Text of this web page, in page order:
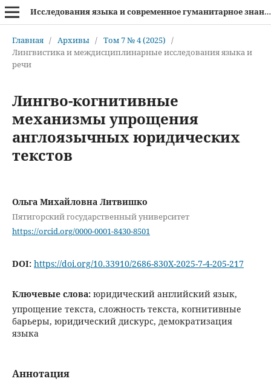
Исследования языка и современное гуманитарное знание
Главная / Архивы / Том 7 № 4 (2025) /
Лингвистика и междисциплинарные исследования языка и
речи
Лингво-когнитивные
механизмы упрощения
англоязычных юридических
текстов
Ольга Михайловна Литвишко
Пятигорский государственный университет
https://orcid.org/0000-0001-8430-8501
DOI: https://doi.org/10.33910/2686-830X-2025-7-4-205-217
Ключевые слова: юридический английский язык,
упрощение текста, сложность текста, когнитивные
барьеры, юридический дискурс, демократизация
языка
Аннотация